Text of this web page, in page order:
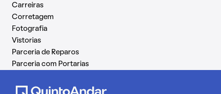
Carreiras
Corretagem
Fotografia
Vistorias
Parceria de Reparos
Parceria com Portarias